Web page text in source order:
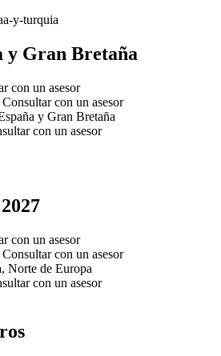
y Gran Bretaña
con un asesor
Consultar con un asesor
y Gran Bretaña
con un asesor
con un asesor
Consultar con un asesor
Norte de Europa
con un asesor